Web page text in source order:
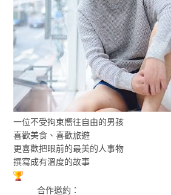
一位不受拘束嚮往自由的男孩
喜歡美食、喜歡旅遊
更喜歡把眼前的最美的人事物
撰寫成有溫度的故事
合作邀約：